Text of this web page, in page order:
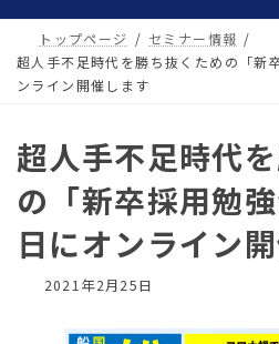
トップページ
セミナー情報
超人手不足時代を勝ち抜くための「新
ンライン開催します
超人手不足時代
の「新卒採用勉
日にオンライン
2021年2月25日